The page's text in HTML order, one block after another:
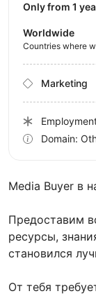
Media Buyer в
Предоставим
ресурсы,
становился
От тебя
Only from 1
Worldwide
Countries where
Marketing
Domain: